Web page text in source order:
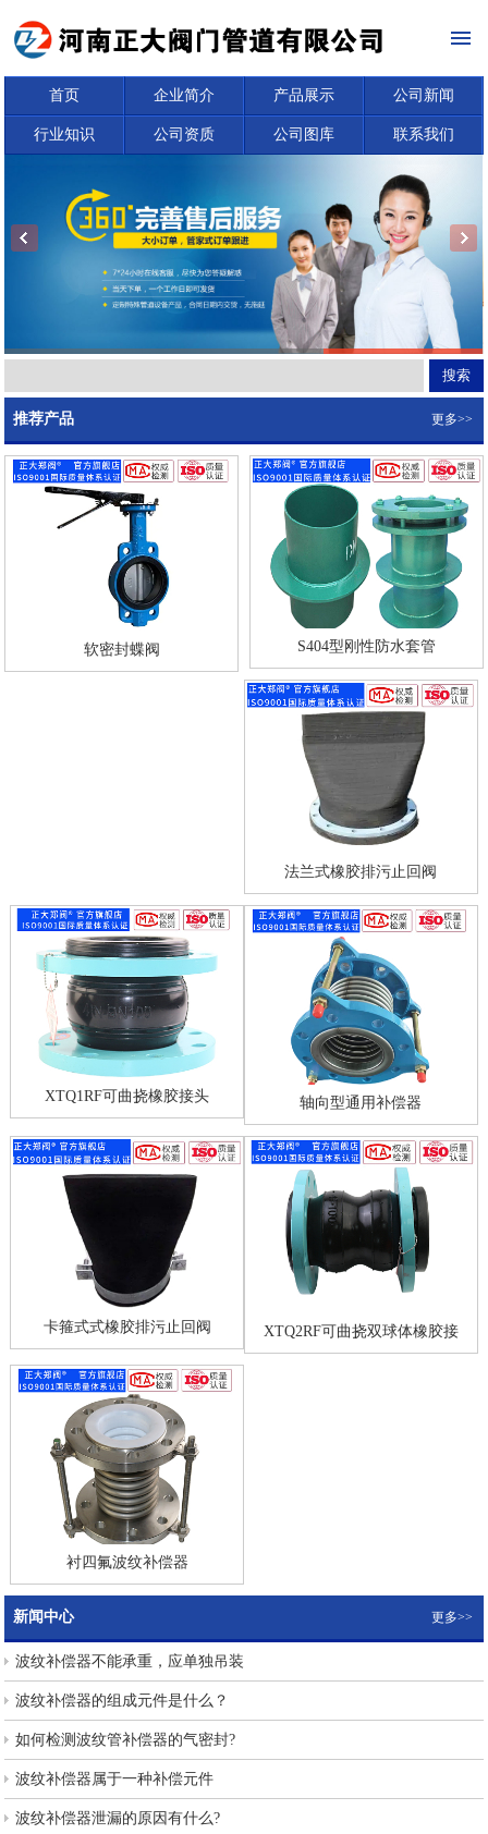
首页 企业简介 产品展示 公司新闻
行业知识 公司资质 公司图库 联系我们
推荐产品 更多>>
软密封蝶阀 S404型刚性防水套管
法兰式橡胶排污止回阀
XTQ1RF可曲挠橡胶接头 轴向型通用补偿器
卡箍式式橡胶排污止回阀 XTQ2RF可曲挠双球体橡胶接
衬四氟波纹补偿器
新闻中心 更多>>
波纹补偿器不能承重，应单独吊装
波纹补偿器的组成元件是什么？
如何检测波纹管补偿器的气密封?
波纹补偿器属于一种补偿元件
波纹补偿器泄漏的原因有什么?